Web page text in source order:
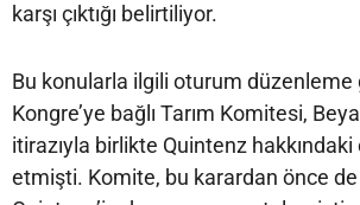
karşı çıktığı belirtiliyor.
Bu konularla ilgili oturum düzenleme
Kongre’ye bağlı Tarım Komitesi,
itirazıyla birlikte Quintenz
etmişti. Komite, bu karardan önce